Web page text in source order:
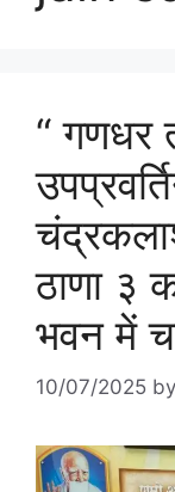
“ गणधर
ठाणा ३
भवन में
10/07/2025 by